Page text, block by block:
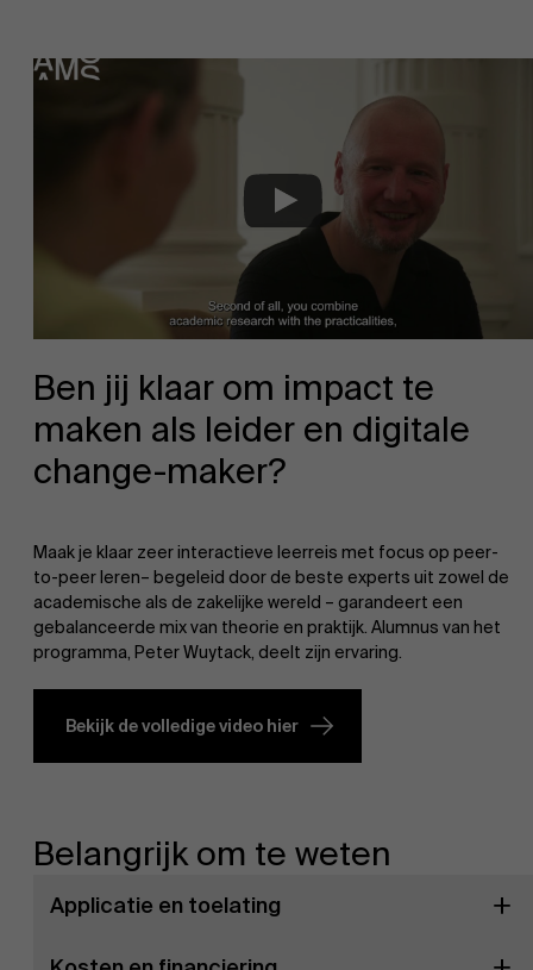
Ben jij klaar om impact te
maken als leider en digitale
change-maker?
Maak je klaar zeer interactieve leerreis met focus op peer-
to-peer leren– begeleid door de beste experts uit zowel de
academische als de zakelijke wereld – garandeert een
gebalanceerde mix van theorie en praktijk. Alumnus van het
programma, Peter Wuytack, deelt zijn ervaring.
Bekijk de volledige video hier
Belangrijk om te weten
Applicatie en toelating